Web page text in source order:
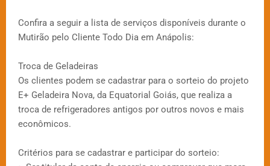
Confira a seguir a lista de serviços disponíveis durante o
Mutirão pelo Cliente Todo Dia em Anápolis:
Troca de Geladeiras
Os clientes podem se cadastrar para o sorteio do projeto
E+ Geladeira Nova, da Equatorial Goiás, que realiza a
troca de refrigeradores antigos por outros novos e mais
econômicos.
Critérios para se cadastrar e participar do sorteio: